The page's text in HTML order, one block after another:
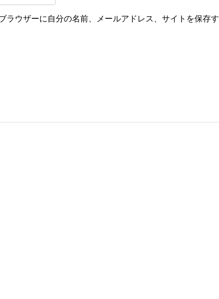
ラウザーに自分の名前、メールアドレス、サイトを保存す